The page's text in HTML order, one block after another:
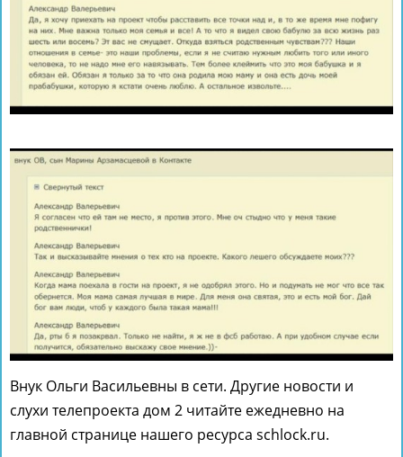
Внук Ольги Васильевны в сети. Другие новости и
слухи телепроекта дом 2 читайте ежедневно на
главной странице нашего ресурса schlock.ru.